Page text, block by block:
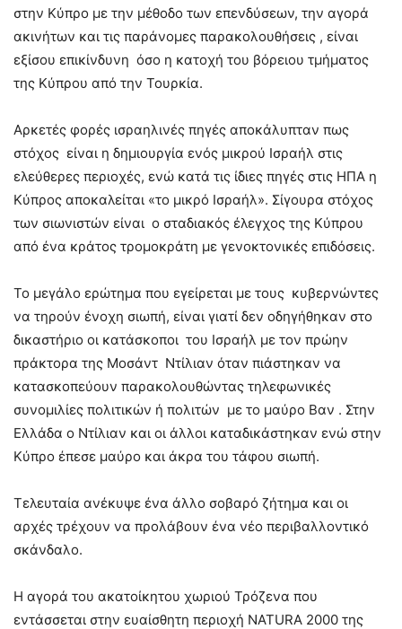
στην Κύπρο με την μέθοδο των επενδύσεων, την αγορά
ακινήτων και τις παράνομες παρακολουθήσεις , είναι
εξίσου επικίνδυνη όσο η κατοχή του βόρειου τμήματος
της Κύπρου από την Τουρκία.
Αρκετές φορές ισραηλινές πηγές αποκάλυπταν πως
στόχος είναι η δημιουργία ενός μικρού Ισραήλ στις
ελεύθερες περιοχές, ενώ κατά τις ίδιες πηγές στις ΗΠΑ η
Κύπρος αποκαλείται «το μικρό Ισραήλ». Σίγουρα στόχος
των σιωνιστών είναι ο σταδιακός έλεγχος της Κύπρου
από ένα κράτος τρομοκράτη με γενοκτονικές επιδόσεις.
Το μεγάλο ερώτημα που εγείρεται με τους κυβερνώντες
να τηρούν ένοχη σιωπή, είναι γιατί δεν οδηγήθηκαν στο
δικαστήριο οι κατάσκοποι του Ισραήλ με τον πρώην
πράκτορα της Μοσάντ Ντίλιαν όταν πιάστηκαν να
κατασκοπεύουν παρακολουθώντας τηλεφωνικές
συνομιλίες πολιτικών ή πολιτών με το μαύρο Βαν . Στην
Ελλάδα ο Ντίλιαν και οι άλλοι καταδικάστηκαν ενώ στην
Κύπρο έπεσε μαύρο και άκρα του τάφου σιωπή.
Τελευταία ανέκυψε ένα άλλο σοβαρό ζήτημα και οι
αρχές τρέχουν να προλάβουν ένα νέο περιβαλλοντικό
σκάνδαλο.
Η αγορά του ακατοίκητου χωριού Τρόζενα που
εντάσσεται στην ευαίσθητη περιοχή NATURA 2000 της